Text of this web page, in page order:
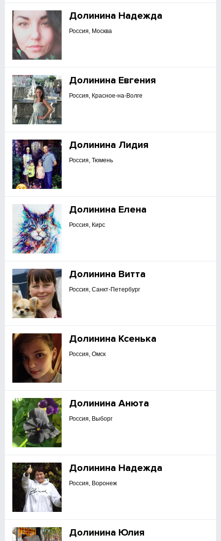
Долинина Надежда
Россия, Москва
Долинина Евгения
Россия, Красное-на-Волге
Долинина Лидия
Россия, Тюмень
Долинина Елена
Россия, Кирс
Долинина Витта
Россия, Санкт-Петербург
Долинина Ксенька
Россия, Омск
Долинина Анюта
Россия, Выборг
Долинина Надежда
Россия, Воронеж
Долинина Юлия